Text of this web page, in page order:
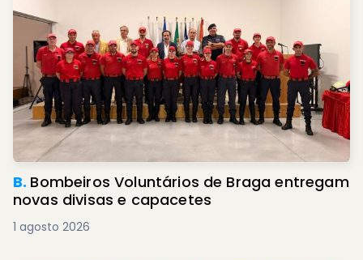
B. Bombeiros Voluntários de Braga entregam
novas divisas e capacetes
1 agosto 2026